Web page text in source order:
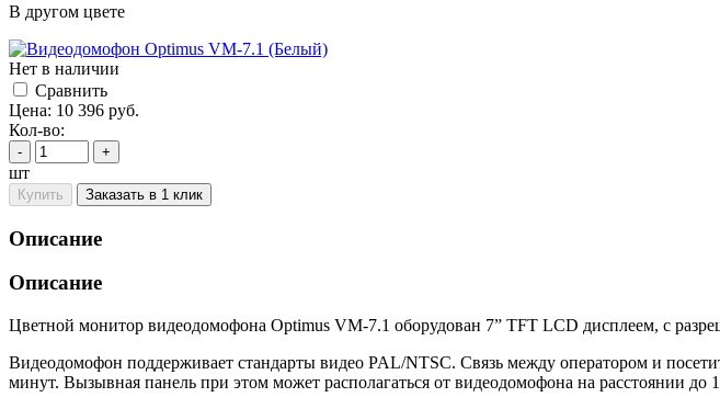
В другом цвете
Нет в наличии
Cравнить
Цена: 10 396 руб.
Кол-во:
- +
шт
Купить Заказать в 1 клик
Описание
Описание
Цветной монитор видеодомофона Optimus VM-7.1 оборудован 7” TFT LCD дисплеем, с
Видеодомофон поддерживает стандарты видео PAL/NTSC. Связь между оператором и
минут. Вызывная панель при этом может располагаться от видеодомофона на расстоянии до